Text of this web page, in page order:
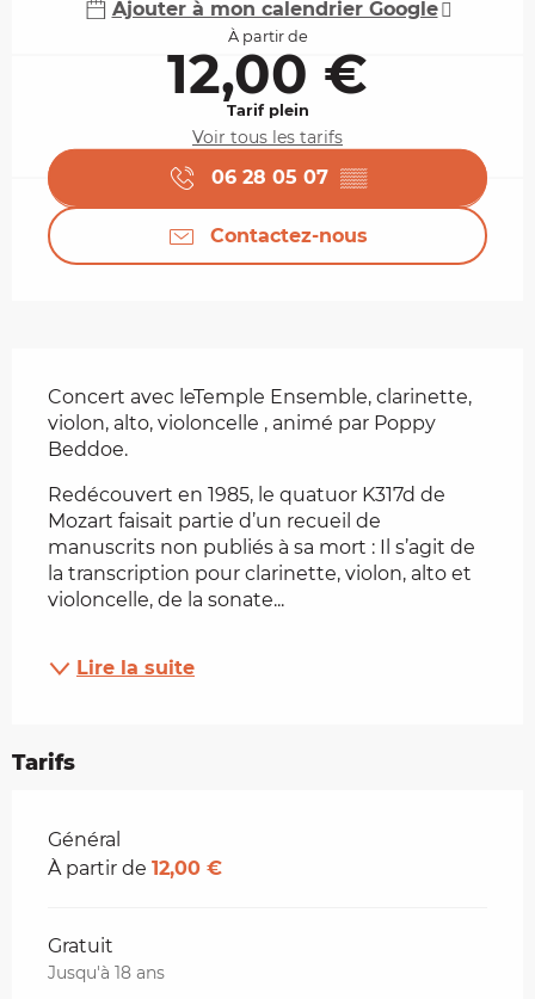
Ajouter à mon calendrier Google
À partir de
12,00 €
Tarif plein
Voir tous les tarifs
06 28 05 07 ▒▒
Contactez-nous
Concert avec leTemple Ensemble, clarinette,
violon, alto, violoncelle , animé par Poppy
Beddoe.
Redécouvert en 1985, le quatuor K317d de
Mozart faisait partie d’un recueil de
manuscrits non publiés à sa mort : Il s’agit de
la transcription pour clarinette, violon, alto et
violoncelle, de la sonate...
Lire la suite
Tarifs
Tarifs 2026
Général
À partir de 12,00 €
Gratuit
Jusqu'à 18 ans